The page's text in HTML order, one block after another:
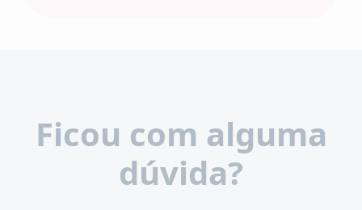
Ficou com alguma
dúvida?